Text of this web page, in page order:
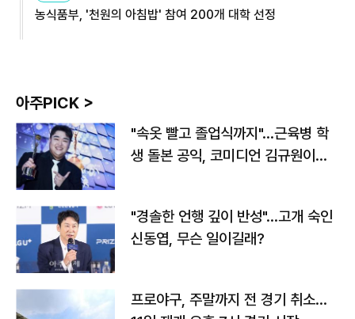
농식품부, '천원의 아침밥' 참여 200개 대학 선정
아주PICK >
"속옷 빨고 졸업식까지"…근육병 학
생 돌본 공익, 코미디언 김규원이었
"경솔한 언행 깊이 반성"…고개 숙인
신동엽, 무슨 일이길래?
프로야구, 주말까지 전 경기 취소…